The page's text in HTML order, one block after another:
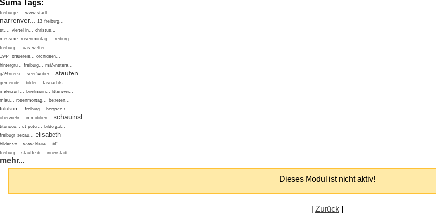
Suma Tags:
freiburger... www.stadt...
narrenver... 13 freiburg...
st.... viertel in... christus...
messmer rosenmontag... freiburg...
freiburg.... uas wetter
1944 brauereie... orchideen...
hintergru... freiburg... mã½nstera...
gã½nterst... seerã¤uber... staufen
gemeinde... bilder... fasnachts...
malerzunf... brielmann...
littenwei...
miau... rosenmontag... betreten...
telekom... freiburg... bergsee-r...
oberwiehr... immobilien... schauinsl...
titensee... st peter... bildergal...
freibugr sexau... elisabeth
bilder vo... www.blaue... â€“
freiburg... stauffenb... innenstadt...
mehr...
Dieses Modul ist nicht aktiv!
Zurück]